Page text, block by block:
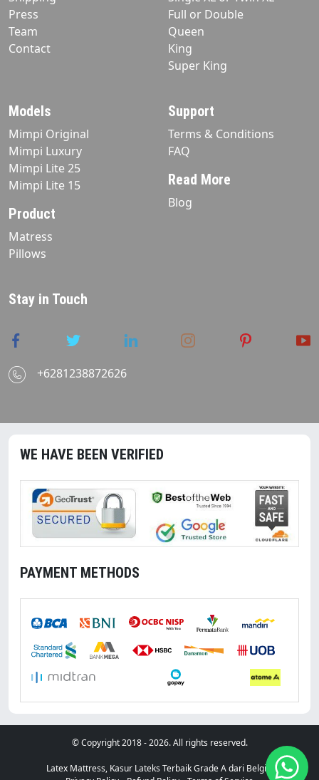
Press
Team
Contact
Full or Double
Queen
King
Super King
Models
Mimpi Original
Mimpi Luxury
Mimpi Lite 25
Mimpi Lite 15
Product
Matress
Pillows
Support
Terms & Conditions
FAQ
Read More
Blog
Stay in Touch
+6281238872626
WE HAVE BEEN VERIFIED
PAYMENT METHODS
With You
© Copyright 2018 - 2026. All rights reserved.
Latex Mattress, Kasur Lateks Terbaik Grade A dari Belgia.